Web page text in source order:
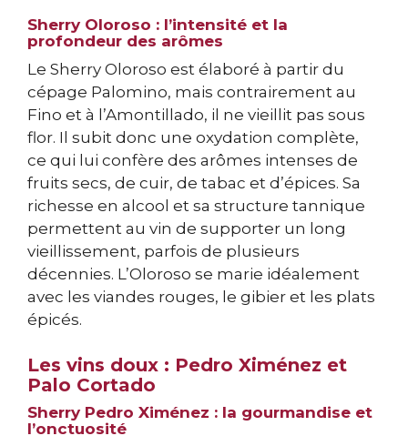
Sherry Oloroso : l’intensité et la
profondeur des arômes
Le Sherry Oloroso est élaboré à partir du
cépage Palomino, mais contrairement au
Fino et à l’Amontillado, il ne vieillit pas sous
flor. Il subit donc une oxydation complète,
ce qui lui confère des arômes intenses de
fruits secs, de cuir, de tabac et d’épices. Sa
richesse en alcool et sa structure tannique
permettent au vin de supporter un long
vieillissement, parfois de plusieurs
décennies. L’Oloroso se marie idéalement
avec les viandes rouges, le gibier et les plats
épicés.
Les vins doux : Pedro Ximénez et
Palo Cortado
Sherry Pedro Ximénez : la gourmandise et
l’onctuosité